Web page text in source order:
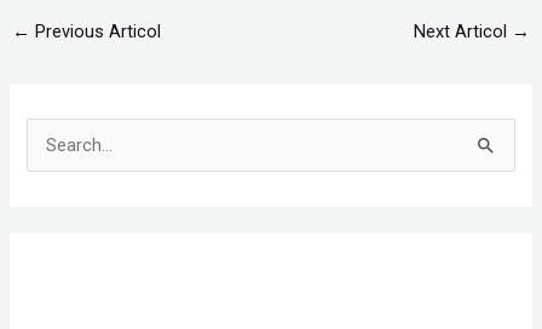
← Previous Articol Next Articol →